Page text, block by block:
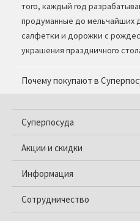
того, каждый год
продуманные до мельчайших
салфетки и дорожки с
украшения праздничного
Почему покупают в
Суперпосуда
Акции и скидки
Информация
Сотрудничество